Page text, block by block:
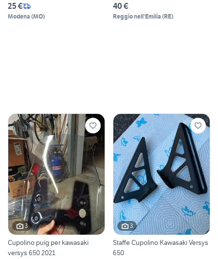
25 €
Modena (MO)
40 €
Reggio nell'Emilia (RE)
3
Cupolino puig per kawasaki
versys 650 2021
3
Staffe Cupolino Kawasaki Versys
650